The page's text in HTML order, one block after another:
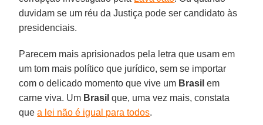
duvidam se um réu da Justiça pode ser candidato às
presidenciais.
Parecem mais aprisionados pela letra que usam em
um tom mais político que jurídico, sem se importar
com o delicado momento que vive um Brasil em
carne viva. Um Brasil que, uma vez mais, constata
quea lei não é igual para todos.